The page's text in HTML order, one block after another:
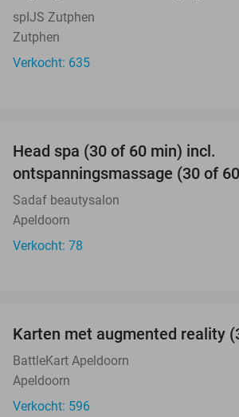
spIJS Zutphen
Zutphen
Verkocht: 635
Head spa (30 of 60 min) incl.
ontspanningsmassage (30 of
Sadaf beautysalon
Apeldoorn
Verkocht: 78
Karten met augmented reality
BattleKart Apeldoorn
Apeldoorn
Verkocht: 596